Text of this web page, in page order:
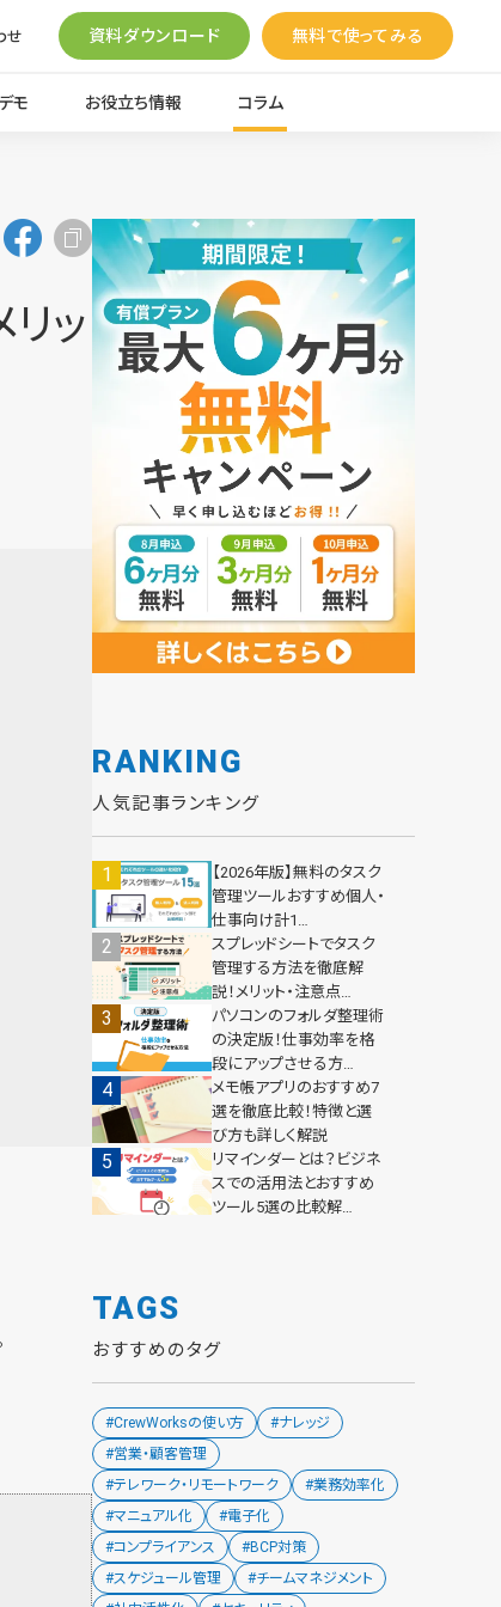
せ 資料ダウンロード 無料で使ってみる
モ お役立ち情報 コラム
ッ
RANKING
人気記事ランキング
【2026年版】無料のタスク
管理ツールおすすめ個人・
仕事向け計1…
スプレッドシートでタスク
管理する方法を徹底解
説！メリット・注意点…
パソコンのフォルダ整理術
の決定版！仕事効率を格
段にアップさせる方…
メモ帳アプリのおすすめ7
選を徹底比較！特徴と選
び方も詳しく解説
リマインダーとは？ビジネ
スでの活用法とおすすめ
ツール5選の比較解…
TAGS
おすすめのタグ
#CrewWorksの使い方
#ナレッジ
#営業・顧客管理
#テレワーク・リモートワーク
#業務効率化
#マニュアル化
#電子化
#コンプライアンス
#BCP対策
#スケジュール管理
#チームマネジメント